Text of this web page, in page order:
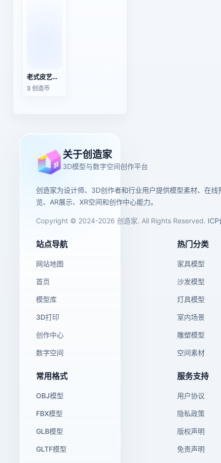
老式皮艺红染木制椅
3 创造币
关于创造家
3D模型与数字空间创作平台
创造家为设计师、3D创作者和行业用户提供模型素材、在线
览、AR展示、XR空间和创作中心能力。
Copyright © 2024-2026 创造家. All Rights Reserved. ICP
站点导航
网站地图
首页
模型库
3D打印
创作中心
数字空间
热门分类
家具模型
沙发模型
灯具模型
室内场景
雕塑模型
空间素材
常用格式
OBJ模型
FBX模型
GLB模型
GLTF模型
服务支持
用户协议
隐私政策
版权声明
免责声明